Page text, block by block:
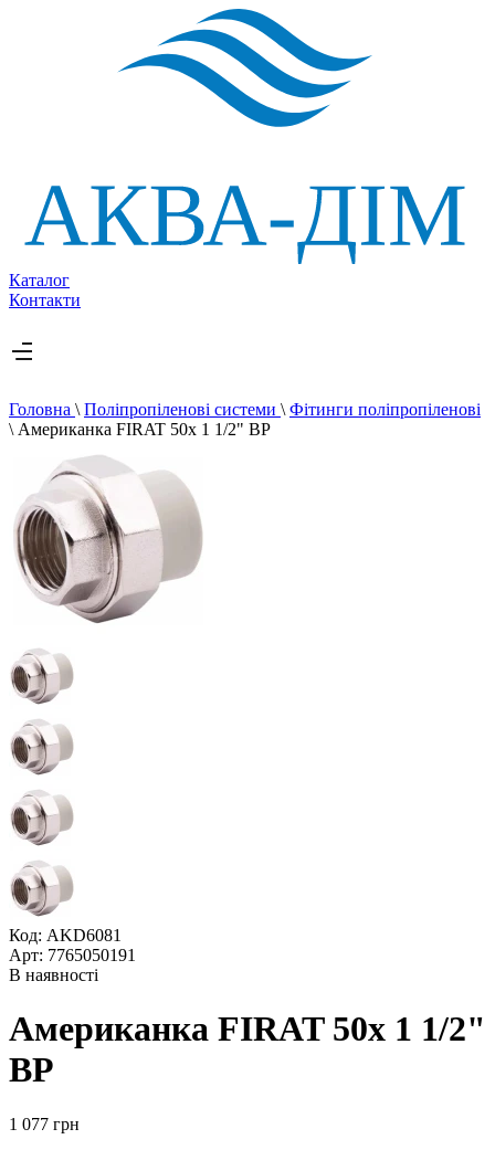
Каталог
Контакти
Головна \ Поліпропіленові системи \ Фітинги поліпропіленові
\ Американка FIRAT 50х 1 1/2" ВР
Код: AKD6081
Арт: 7765050191
В наявності
Американка FIRAT 50х 1 1/2"
ВР
1 077 грн